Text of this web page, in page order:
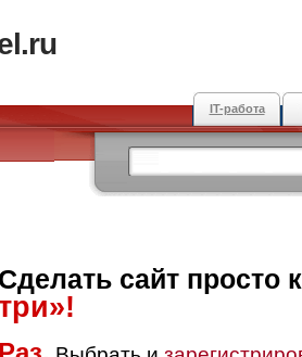
IT-работа
Сделать сайт просто